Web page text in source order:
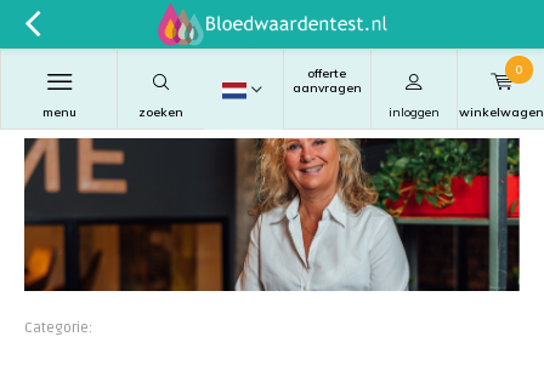
zoeken
offerte
aanvragen
inloggen
menu winkelwagen
0
Categorie: